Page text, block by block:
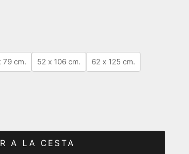
79 cm. 52 x 106 cm. 62 x 125 cm.
A LA CESTA